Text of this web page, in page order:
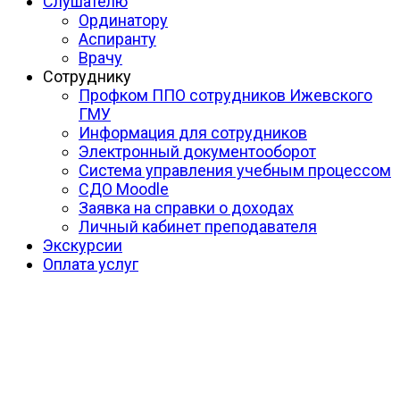
Ординатору
Аспиранту
Врачу
Сотруднику
Профком ППО сотрудников Ижевского
ГМУ
Информация для сотрудников
Электронный документооборот
Система управления учебным процессом
СДО Moodle
Заявка на справки о доходах
Личный кабинет преподавателя
Экскурсии
Оплата услуг